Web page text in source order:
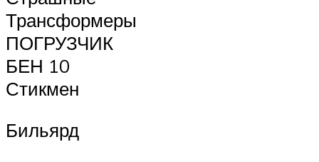
Трансформеры
ПОГРУЗЧИК
БЕН 10
Стикмен
Бильярд